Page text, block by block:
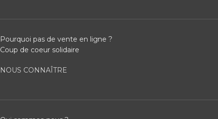
Pourquoi pas de vente en ligne ?
Coup de coeur solidaire
NOUS CONNAÎTRE